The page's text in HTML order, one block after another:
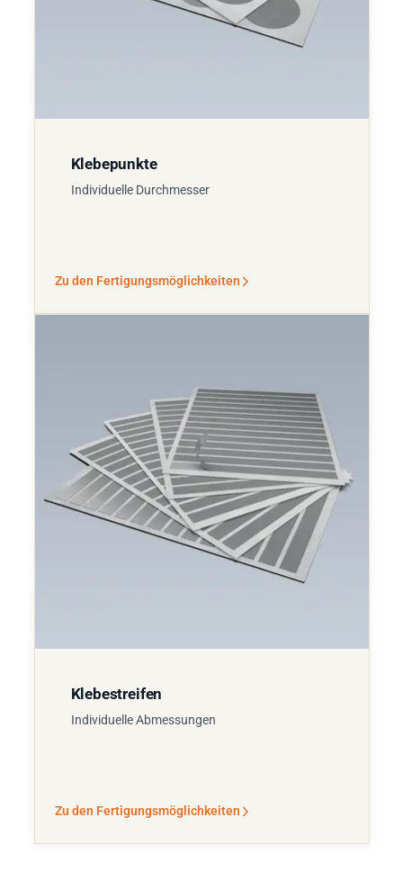
Klebepunkte
Individuelle Durchmesser
Zu den Fertigungsmöglichkeiten
Klebestreifen
Individuelle Abmessungen
Zu den Fertigungsmöglichkeiten